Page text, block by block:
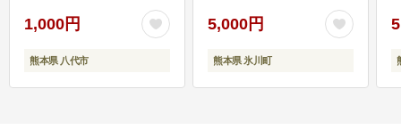
1,000円
熊本県 八代市
5,000円
熊本県 氷川町